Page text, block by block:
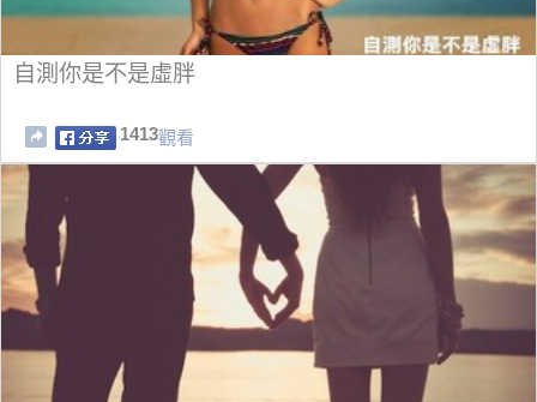
自測你是不是虛胖
1413觀看